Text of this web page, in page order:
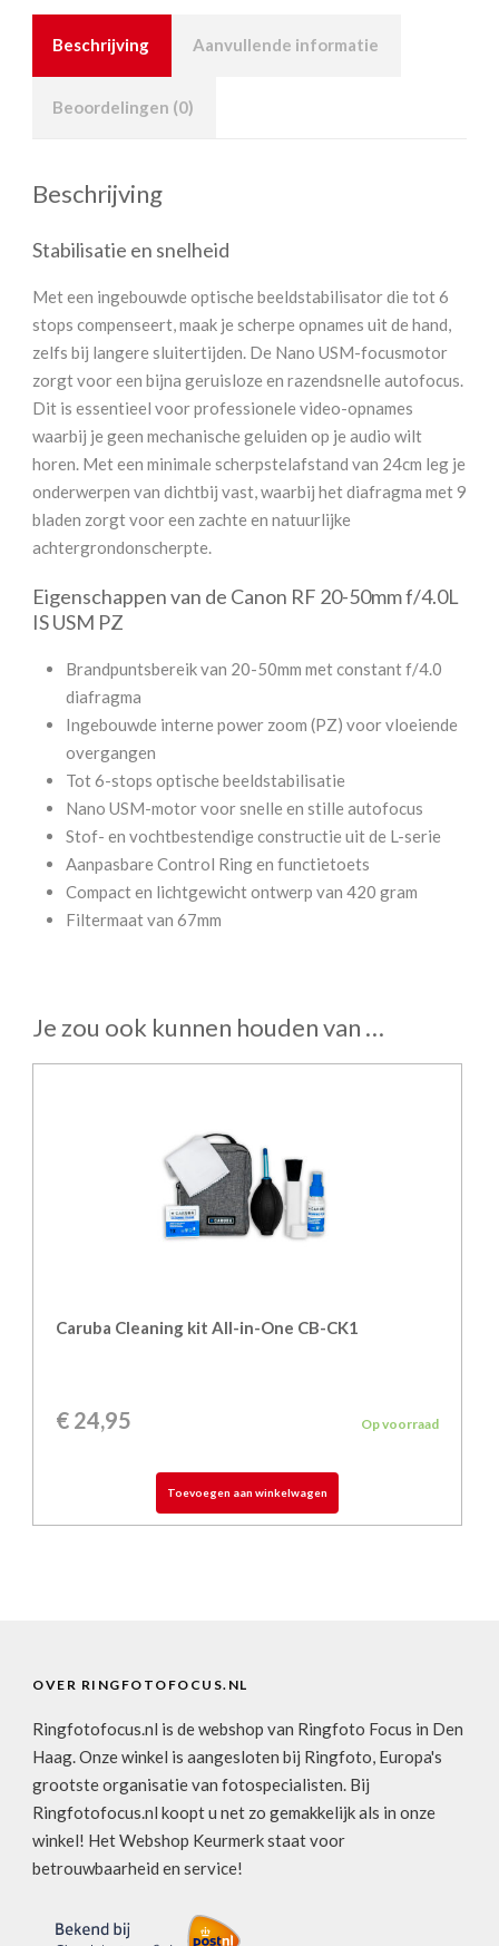
Beschrijving Aanvullende informatie
Beoordelingen (0)
Beschrijving
Stabilisatie en snelheid
Met een ingebouwde optische beeldstabilisator die tot 6
stops compenseert, maak je scherpe opnames uit de hand,
zelfs bij langere sluitertijden. De Nano USM-focusmotor
zorgt voor een bijna geruisloze en razendsnelle autofocus.
Dit is essentieel voor professionele video-opnames
waarbij je geen mechanische geluiden op je audio wilt
horen. Met een minimale scherpstelafstand van 24cm leg je
onderwerpen van dichtbij vast, waarbij het diafragma met 9
bladen zorgt voor een zachte en natuurlijke
achtergrondonscherpte.
Eigenschappen van de Canon RF 20-50mm f/4.0L
IS USM PZ
Brandpuntsbereik van 20-50mm met constant f/4.0
diafragma
Ingebouwde interne power zoom (PZ) voor vloeiende
overgangen
Tot 6-stops optische beeldstabilisatie
Nano USM-motor voor snelle en stille autofocus
Stof- en vochtbestendige constructie uit de L-serie
Aanpasbare Control Ring en functietoets
Compact en lichtgewicht ontwerp van 420 gram
Filtermaat van 67mm
Je zou ook kunnen houden van …
Caruba Cleaning kit All-in-One CB-CK1
€ 24,95 Op voorraad
Toevoegen aan winkelwagen
OVER RINGFOTOFOCUS.NL
Ringfotofocus.nl is de webshop van Ringfoto Focus in Den
Haag. Onze winkel is aangesloten bij Ringfoto, Europa's
grootste organisatie van fotospecialisten. Bij
Ringfotofocus.nl koopt u net zo gemakkelijk als in onze
winkel! Het Webshop Keurmerk staat voor
betrouwbaarheid en service!